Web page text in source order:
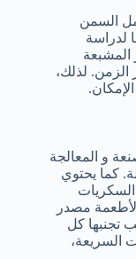
السمن
لدراسة
غير المشبعة
الزمن. لذلك،
و المعالجة
كما يحتوي
مصدر
تجنبها كل
السريعة،